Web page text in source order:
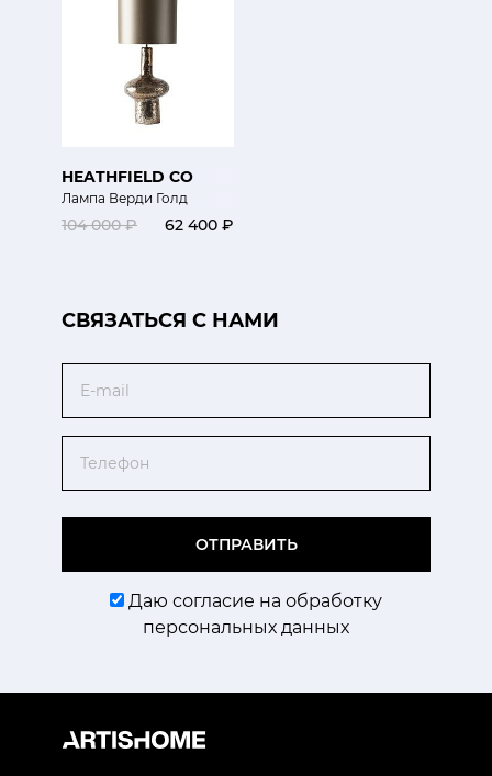
HEATHFIELD CO
Лампа Верди Голд
104 000 ₽ 62 400 ₽
CВЯЗАТЬСЯ С НАМИ
ОТПРАВИТЬ
Даю согласие на обработку
персональных данных